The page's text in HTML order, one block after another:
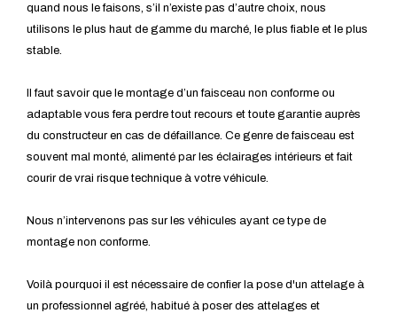
quand nous le faisons, s’il n’existe pas d’autre choix, nous
utilisons le plus haut de gamme du marché, le plus fiable et le plus
stable.
Il faut savoir que le montage d’un faisceau non conforme ou
adaptable vous fera perdre tout recours et toute garantie auprès
du constructeur en cas de défaillance. Ce genre de faisceau est
souvent mal monté, alimenté par les éclairages intérieurs et fait
courir de vrai risque technique à votre véhicule.
Nous n’intervenons pas sur les véhicules ayant ce type de
montage non conforme.
Voilà pourquoi il est nécessaire de confier la pose d'un attelage à
un professionnel agréé, habitué à poser des attelages et